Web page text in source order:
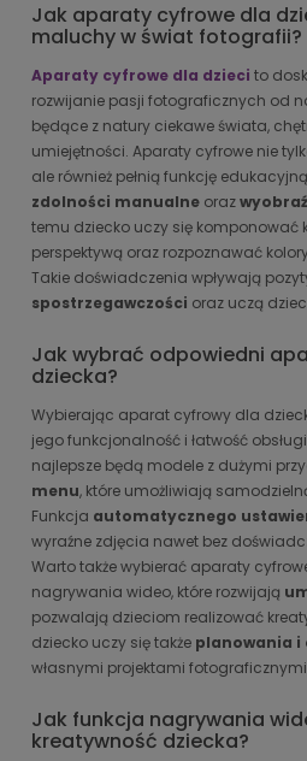
Jak aparaty cyfrowe dla
maluchy w świat fotografii?
Aparaty cyfrowe dla dzieci to
rozwijanie pasji fotograficznych od
będące z natury ciekawe świata,
umiejętności. Aparaty cyfrowe nie
ale również pełnią funkcję
zdolności manualne oraz
temu dziecko uczy się komponować
perspektywą oraz rozpoznawać
Takie doświadczenia wpływają
spostrzegawczości oraz uczą
Jak wybrać odpowiedni
dziecka?
Wybierając aparat cyfrowy dla
jego funkcjonalność i łatwość
najlepsze będą modele z dużymi
menu, które umożliwiają
Funkcja automatycznego
wyraźne zdjęcia nawet bez
Warto także wybierać aparaty
nagrywania wideo, które rozwijają
pozwalają dzieciom realizować
dziecko uczy się także planowania i
własnymi projektami
Jak funkcja nagrywania
kreatywność dziecka?